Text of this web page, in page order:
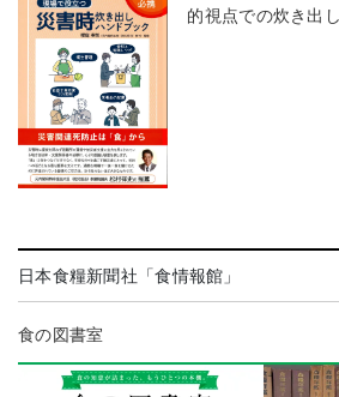
的視点での炊き出
日本食糧新聞社「食情報館」
食の図書室